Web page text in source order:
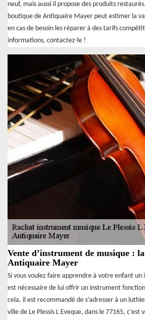
neuf, mais aussi il propose des produits
boutique de Antiquaire Mayer peut estimer la
en cas de besoin les réparer à des tarifs
informations, contactez-le !
Vente d’instrument de musique :
Antiquaire Mayer
Si vous voulez faire apprendre à votre enfant
est nécessaire de lui offrir un instrument
cela, il est recommandé de s’adresser à un
ville de Le Plessis L Eveque, dans le 77165,